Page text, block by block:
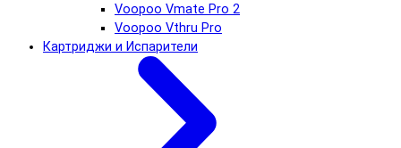
Voopoo Vmate Pro 2
Voopoo Vthru Pro
Картриджи и Испарители